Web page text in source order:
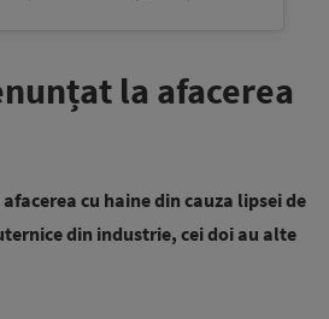
la afacerea
cu haine din cauza lipsei de
din industrie, cei doi au alte